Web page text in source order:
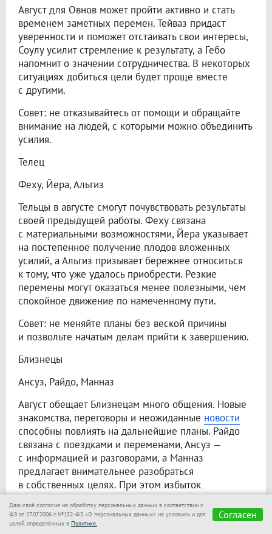
Август для Овнов может пройти активно и стать
временем заметных перемен. Тейваз придаст
уверенности и поможет отстаивать свои интересы,
Соулу усилит стремление к результату, а Гебо
напомнит о значении сотрудничества. В некоторых
ситуациях добиться цели будет проще вместе
с другими.
Совет: не отказывайтесь от помощи и обращайте
внимание на людей, с которыми можно объединить
усилия.
Телец
Феху, Йера, Альгиз
Тельцы в августе смогут почувствовать результаты
своей предыдущей работы. Феху связана
с материальными возможностями, Йера указывает
на постепенное получение плодов вложенных
усилий, а Альгиз призывает бережнее относиться
к тому, что уже удалось приобрести. Резкие
перемены могут оказаться менее полезными, чем
спокойное движение по намеченному пути.
Совет: не меняйте планы без веской причины
и позвольте начатым делам прийти к завершению.
Близнецы
Ансуз, Райдо, Манназ
Август обещает Близнецам много общения. Новые
знакомства, переговоры и неожиданные новости
способны повлиять на дальнейшие планы. Райдо
связана с поездками и переменами, Ансуз —
с информацией и разговорами, а Манназ
предлагает внимательнее разобраться
в собственных целях. При этом избыток
Совет: не соглашайтесь на всё подряд и выбирайте
Даю своё согласие на обработку персональных данных в соответствии с
ФЗ от 27.07.2006 г. №152-ФЗ «О персональных данных» на условиях и для
целей, определённых в Политике.
Согласен